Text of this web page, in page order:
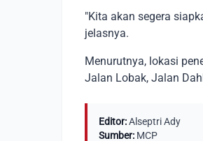
"Kita akan segera
jelasnya.
Menurutnya, lokasi
Jalan Lobak, Jalan
Editor:Alseptri Ady
Sumber: MCP